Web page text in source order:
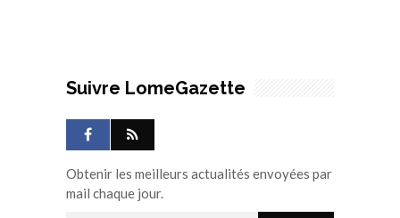
Suivre LomeGazette
Obtenir les meilleurs actualités envoyées par
mail chaque jour.